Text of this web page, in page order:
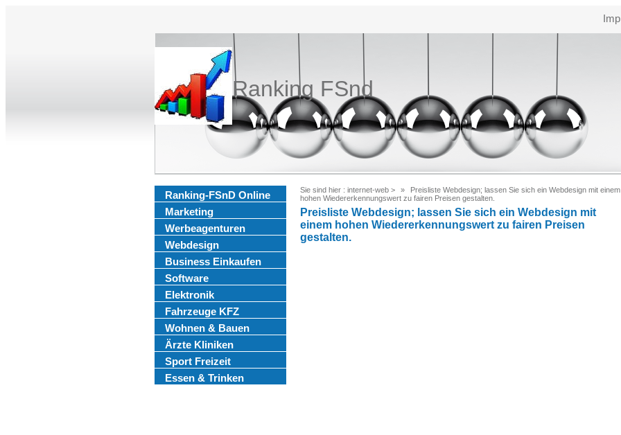
Ranking FSnd
Ranking-FSnD Online
Marketing
Werbeagenturen
Webdesign
Business Einkaufen
Software
Elektronik
Fahrzeuge KFZ
Wohnen & Bauen
Ärzte Kliniken
Sport Freizeit
Essen & Trinken
Sie sind hier : internet-web >
Preisliste Webdesign; lassen Sie sich ein Webdesign mit einem
hohen Wiedererkennungswert zu fairen Preisen gestalten.
Preisliste Webdesign; lassen Sie sich ein Webdesign mit
einem hohen Wiedererkennungswert zu fairen Preisen
gestalten.